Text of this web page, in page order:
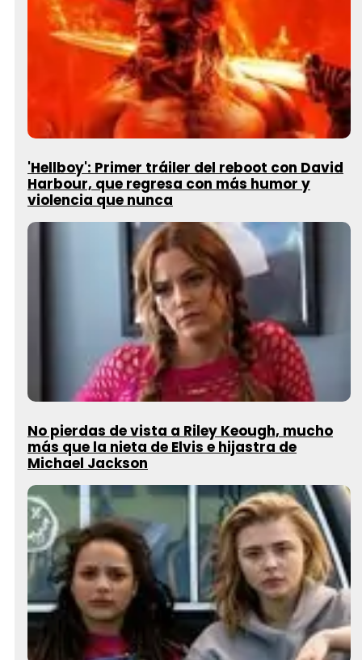
'Hellboy': Primer tráiler del reboot con David
Harbour, que regresa con más humor y
violencia que nunca
No pierdas de vista a Riley Keough, mucho
más que la nieta de Elvis e hijastra de
Michael Jackson